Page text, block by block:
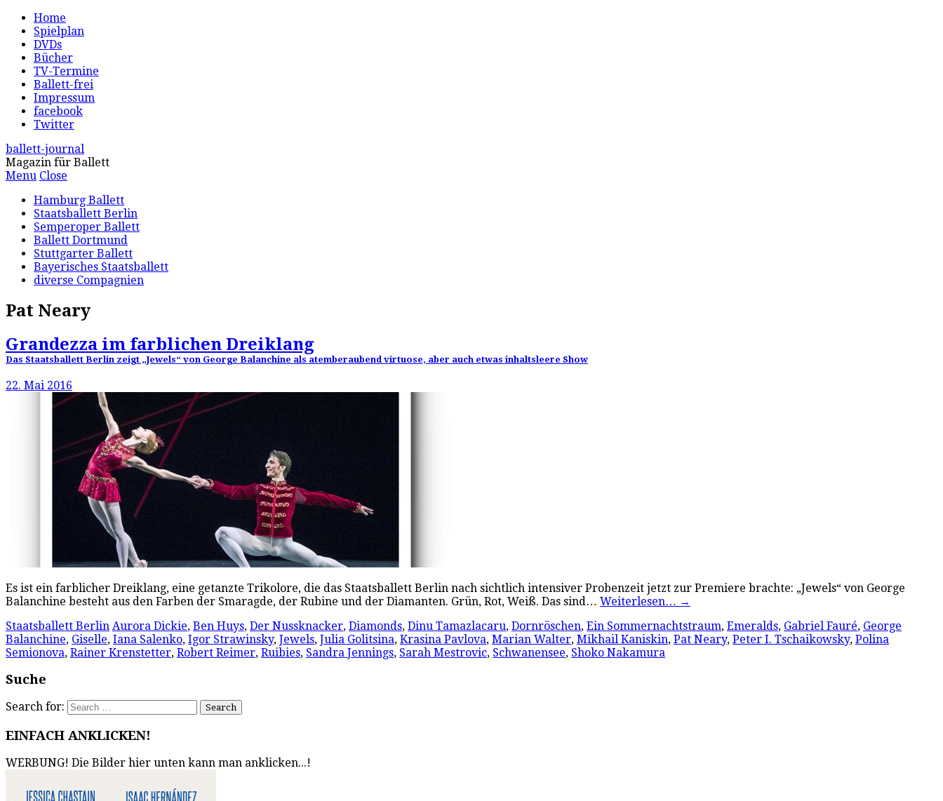
Home
Spielplan
DVDs
Bücher
TV-Termine
Ballett-frei
Impressum
facebook
Twitter
ballett-journal
Magazin für Ballett
Menu Close
Hamburg Ballett
Staatsballett Berlin
Semperoper Ballett
Ballett Dortmund
Stuttgarter Ballett
Bayerisches Staatsballett
diverse Compagnien
Pat Neary
Grandezza im farblichen Dreiklang
Das Staatsballett Berlin zeigt „Jewels“ von George Balanchine als atemberaubend virtuose, aber auch etwas inhaltsleere Show
22. Mai 2016
Es ist ein farblicher Dreiklang, eine getanzte Trikolore, die das Staatsballett Berlin nach sichtlich intensiver Probenzeit jetzt zur Premiere brachte: „Jewels“ von George
Balanchine besteht aus den Farben der Smaragde, der Rubine und der Diamanten. Grün, Rot, Weiß. Das sind… Weiterlesen… →
Staatsballett Berlin Aurora Dickie, Ben Huys, Der Nussknacker, Diamonds, Dinu Tamazlacaru, Dornröschen, Ein Sommernachtstraum, Emeralds, Gabriel Fauré, George
Balanchine, Giselle, Iana Salenko, Igor Strawinsky, Jewels, Julia Golitsina, Krasina Pavlova, Marian Walter, Mikhail Kaniskin, Pat Neary, Peter I. Tschaikowsky, Polina
Semionova, Rainer Krenstetter, Robert Reimer, Ruibies, Sandra Jennings, Sarah Mestrovic, Schwanensee, Shoko Nakamura
Suche
Search for:
EINFACH ANKLICKEN!
WERBUNG! Die Bilder hier unten kann man anklicken...!